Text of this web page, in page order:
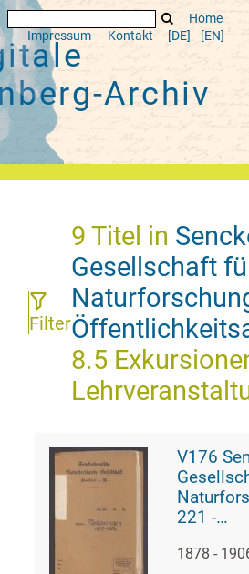
Home
Impressum
Kontakt [DE] [EN]
Archiv
Filter
9 Titel in
Gesellschaft
8.5
V176
221 -
den
1878 -